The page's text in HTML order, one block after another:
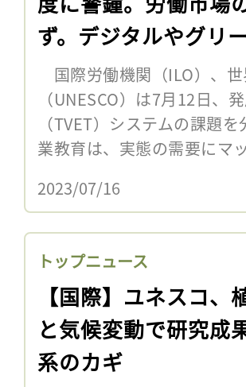
ず。デジタルやグリ
国際労働機関（ILO）、
（UNESCO）は7月12日、
（TVET）システムの課題
業教育は、実態の需要にマ
2023/07/16
トップニュース
【国際】ユネスコ
と気候変動で研究成
系のカギ